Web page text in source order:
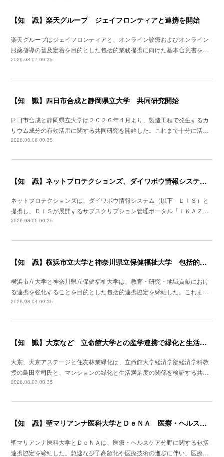
【知 識】楽天グループ ジェイフロンティアと連携を開始
楽天グループはジェイフロンティアと、オンライン診療およびオンライン
服薬指導の普及定着を目的とした包括的業務提携に向けた基本合意書を…
2026.08.07 00:35
【知 識】四日市合成と静岡県立大学 共同研究開始
四日市合成と静岡県立大学は２０２６年４月より、製造工程で発生するカ
リウム成分の有効活用に関する共同研究を開始した。これまで十分に活…
2026.08.06 00:35
【知 識】ネットプロテクションズ、ダイワボウ情報システムと提携開始
ネットプロテクションズは、ダイワボウ情報システム（以下 ＤＩＳ）と
提携し、ＤＩＳが展開するサブスクリプション管理ポータル「ｉＫＡＺ…
2026.08.05 00:35
【知 識】横浜市立大学と神奈川県立保健福祉大学 包括的連携協定を締結
横浜市立大学と神奈川県立保健福祉大学は、教育・研究・地域貢献におけ
る連携を強化することを目的とした包括的連携協定を締結した。これま…
2026.08.04 00:35
【知 識】大京など 立命館大学との産学連携で緑化と生活満足度の関係を可視化
大京、大京アステージと住友林業緑化は、立命館大学経済学部経済学科教
授の島田幸司氏と、マンションの緑化と生活満足度の関係を検証する共…
2026.08.03 00:35
【知 識】聖マリアンナ医科大学とＤｅＮＡ 医療・ヘルスケア分野で包括連携
聖マリアンナ医科大学とＤｅＮＡは、医療・ヘルスケア分野に関する包括
連携協定を締結した。急速な少子高齢化や医療技術の進歩に伴い、医療…